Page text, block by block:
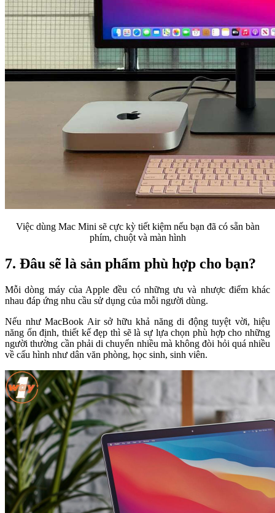
Việc dùng Mac Mini sẽ cực kỳ tiết kiệm nếu bạn đã có sẵn bàn
phím, chuột và màn hình
7. Đâu sẽ là sản phẩm phù hợp cho bạn?
Mỗi dòng máy của Apple đều có những ưu và nhược điểm khác
nhau đáp ứng nhu cầu sử dụng của mỗi người dùng.
Nếu như MacBook Air sở hữu khả năng di động tuyệt vời, hiệu
năng ổn định, thiết kế đẹp thì sẽ là sự lựa chọn phù hợp cho những
người thường cần phải di chuyển nhiều mà không đòi hỏi quá nhiều
về cấu hình như dân văn phòng, học sinh, sinh viên.